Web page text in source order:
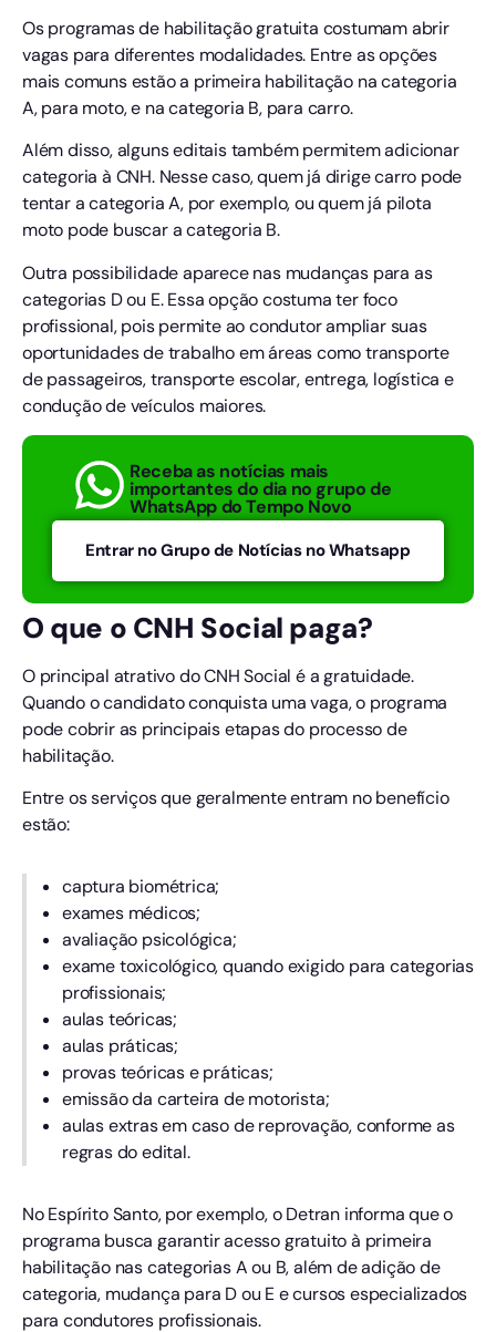
Os programas de habilitação gratuita costumam abrir
vagas para diferentes modalidades. Entre as opções
mais comuns estão a primeira habilitação na categoria
A, para moto, e na categoria B, para carro.
Além disso, alguns editais também permitem adicionar
categoria à CNH. Nesse caso, quem já dirige carro pode
tentar a categoria A, por exemplo, ou quem já pilota
moto pode buscar a categoria B.
Outra possibilidade aparece nas mudanças para as
categorias D ou E. Essa opção costuma ter foco
profissional, pois permite ao condutor ampliar suas
oportunidades de trabalho em áreas como transporte
de passageiros, transporte escolar, entrega, logística e
condução de veículos maiores.
Receba as notícias mais
importantes do dia no grupo de
WhatsApp do Tempo Novo
Entrar no Grupo de Notícias no Whatsapp
O que o CNH Social paga?
O principal atrativo do CNH Social é a gratuidade.
Quando o candidato conquista uma vaga, o programa
pode cobrir as principais etapas do processo de
habilitação.
Entre os serviços que geralmente entram no benefício
estão:
captura biométrica;
exames médicos;
avaliação psicológica;
exame toxicológico, quando exigido para categorias
profissionais;
aulas teóricas;
aulas práticas;
provas teóricas e práticas;
emissão da carteira de motorista;
aulas extras em caso de reprovação, conforme as
regras do edital.
No Espírito Santo, por exemplo, o Detran informa que o
programa busca garantir acesso gratuito à primeira
habilitação nas categorias A ou B, além de adição de
categoria, mudança para D ou E e cursos especializados
para condutores profissionais.